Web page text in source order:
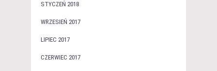
STYCZEŃ 2018
WRZESIEŃ 2017
LIPIEC 2017
CZERWIEC 2017